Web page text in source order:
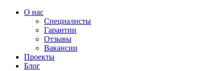
О нас
Специалисты
Гарантии
Отзывы
Вакансии
Проекты
Блог